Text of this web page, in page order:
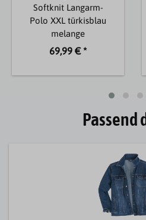
Softknit Langarm-
Polo XXL türkisblau
melange
69,99 € *
Passend